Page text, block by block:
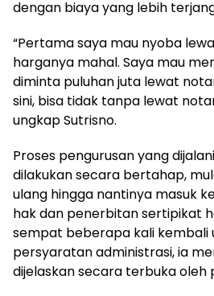
dengan biaya yang lebih
“Pertama saya mau nyoba
harganya mahal. Saya mau
diminta puluhan juta lewat
sini, bisa tidak tanpa lewat
ungkap Sutrisno.
Proses pengurusan yang
dilakukan secara bertahap,
ulang hingga nantinya masuk
hak dan penerbitan sertipikat
sempat beberapa kali kembali
persyaratan administrasi, ia
dijelaskan secara terbuka oleh